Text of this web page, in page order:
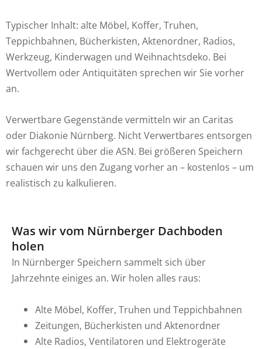
Typischer Inhalt: alte Möbel, Koffer, Truhen,
Teppichbahnen, Bücherkisten, Aktenordner, Radios,
Werkzeug, Kinderwagen und Weihnachtsdeko. Bei
Wertvollem oder Antiquitäten sprechen wir Sie vorher
an.
Verwertbare Gegenstände vermitteln wir an Caritas
oder Diakonie Nürnberg. Nicht Verwertbares entsorgen
wir fachgerecht über die ASN. Bei größeren Speichern
schauen wir uns den Zugang vorher an – kostenlos – um
realistisch zu kalkulieren.
Was wir vom Nürnberger Dachboden
holen
In Nürnberger Speichern sammelt sich über
Jahrzehnte einiges an. Wir holen alles raus:
Alte Möbel, Koffer, Truhen und Teppichbahnen
Zeitungen, Bücherkisten und Aktenordner
Alte Radios, Ventilatoren und Elektrogeräte